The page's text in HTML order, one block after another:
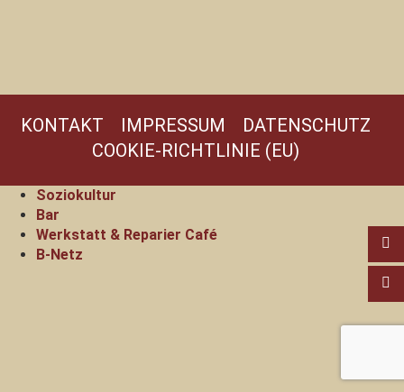
KONTAKT IMPRESSUM
DATENSCHUTZ
COOKIE-RICHTLINIE (EU)
Soziokultur
Bar
Werkstatt & Reparier Café
B-Netz